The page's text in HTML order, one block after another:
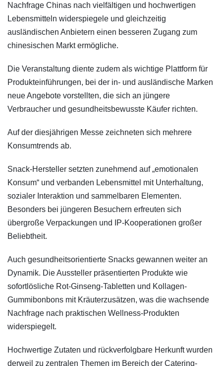
Nachfrage Chinas nach vielfältigen und hochwertigen
Lebensmitteln widerspiegele und gleichzeitig
ausländischen Anbietern einen besseren Zugang zum
chinesischen Markt ermögliche.
Die Veranstaltung diente zudem als wichtige Plattform für
Produkteinführungen, bei der in- und ausländische Marken
neue Angebote vorstellten, die sich an jüngere
Verbraucher und gesundheitsbewusste Käufer richten.
Auf der diesjährigen Messe zeichneten sich mehrere
Konsumtrends ab.
Snack-Hersteller setzten zunehmend auf „emotionalen
Konsum“ und verbanden Lebensmittel mit Unterhaltung,
sozialer Interaktion und sammelbaren Elementen.
Besonders bei jüngeren Besuchern erfreuten sich
übergroße Verpackungen und IP-Kooperationen großer
Beliebtheit.
Auch gesundheitsorientierte Snacks gewannen weiter an
Dynamik. Die Aussteller präsentierten Produkte wie
sofortlösliche Rot-Ginseng-Tabletten und Kollagen-
Gummibonbons mit Kräuterzusätzen, was die wachsende
Nachfrage nach praktischen Wellness-Produkten
widerspiegelt.
Hochwertige Zutaten und rückverfolgbare Herkunft wurden
derweil zu zentralen Themen im Bereich der Catering-